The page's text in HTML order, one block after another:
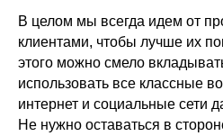
В целом мы всегда идем от
клиентами, чтобы лучше их
этого можно смело
использовать все классные
интернет и социальные сети
Не нужно оставаться в